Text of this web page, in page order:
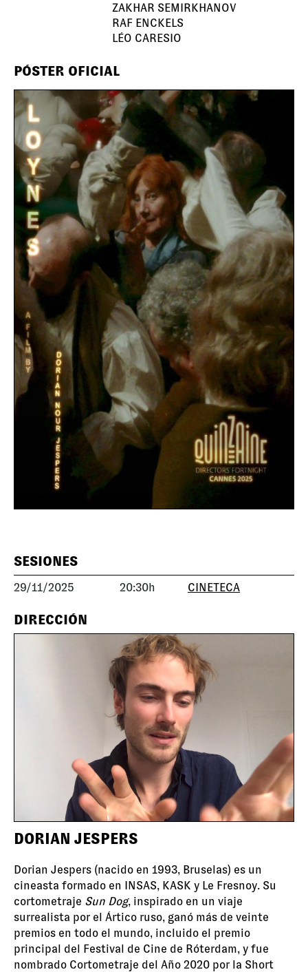
ZAKHAR SEMIRKHANOV
RAF ENCKELS
LÉO CARESIO
PÓSTER OFICIAL
SESIONES
29/11/2025 20:30h CINETECA
DIRECCIÓN
DORIAN JESPERS
Dorian Jespers (nacido en 1993, Bruselas) es un
cineasta formado en INSAS, KASK y Le Fresnoy. Su
cortometraje Sun Dog, inspirado en un viaje
surrealista por el Ártico ruso, ganó más de veinte
premios en todo el mundo, incluido el premio
principal del Festival de Cine de Róterdam, y fue
nombrado Cortometraje del Año 2020 por la Short